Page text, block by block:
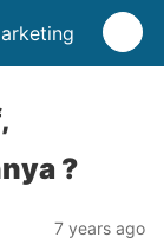
?
7 years ago